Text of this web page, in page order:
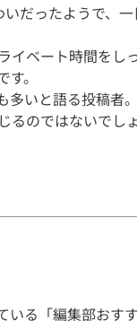
だったようで、
イベート時間をし
。
多いと語る投稿者
いる「編集部おす